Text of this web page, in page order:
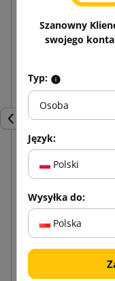
Poprzedni
Szanowny
swojego konta
Typ:
Osoba
Język:
Polski
Wysyłka do:
Polska